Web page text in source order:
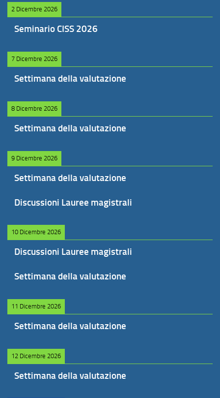
2 Dicembre 2026
Seminario CISS 2026
7 Dicembre 2026
Settimana della valutazione
8 Dicembre 2026
Settimana della valutazione
9 Dicembre 2026
Settimana della valutazione
Discussioni Lauree magistrali
10 Dicembre 2026
Discussioni Lauree magistrali
Settimana della valutazione
11 Dicembre 2026
Settimana della valutazione
12 Dicembre 2026
Settimana della valutazione